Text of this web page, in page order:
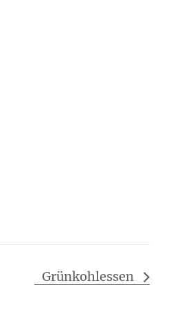
Grünkohlessen